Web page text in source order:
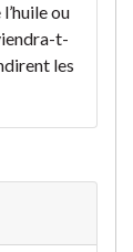
ou
t-
les